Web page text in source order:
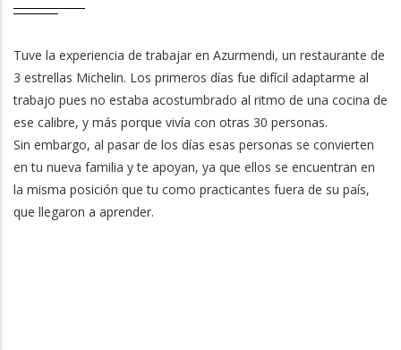
Tuve la experiencia de trabajar en Azurmendi, un restaurante de
3 estrellas Michelin. Los primeros días fue difícil adaptarme al
trabajo pues no estaba acostumbrado al ritmo de una cocina de
ese calibre, y más porque vivía con otras 30 personas.
Sin embargo, al pasar de los días esas personas se convierten
en tu nueva familia y te apoyan, ya que ellos se encuentran en
la misma posición que tu como practicantes fuera de su país,
que llegaron a aprender.